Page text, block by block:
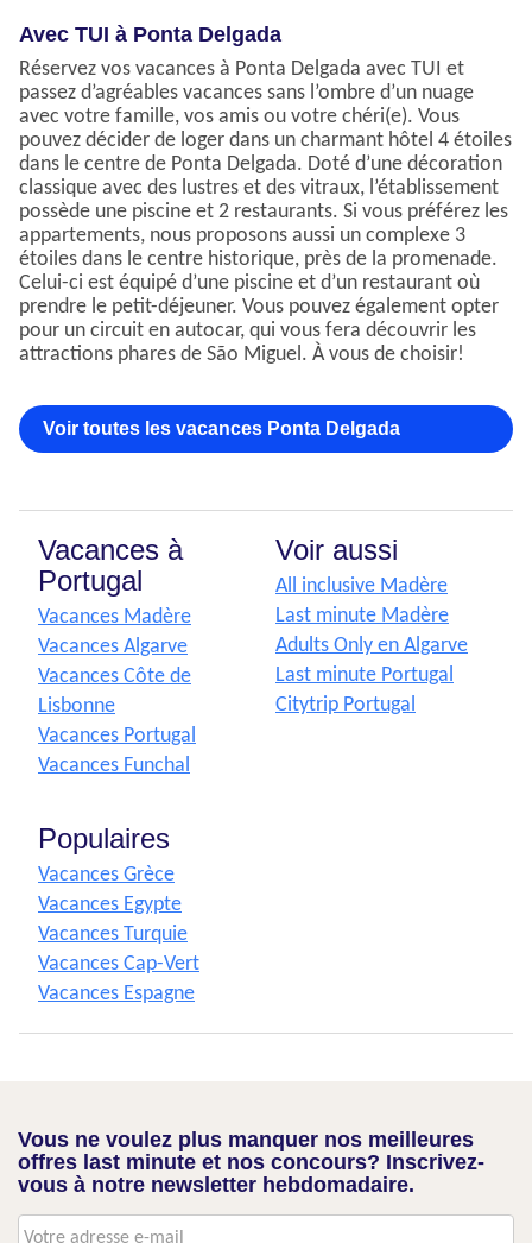
Avec TUI à Ponta Delgada
Réservez vos vacances à Ponta Delgada avec TUI et
passez d’agréables vacances sans l’ombre d’un nuage
avec votre famille, vos amis ou votre chéri(e). Vous
pouvez décider de loger dans un charmant hôtel 4 étoiles
dans le centre de Ponta Delgada. Doté d’une décoration
classique avec des lustres et des vitraux, l’établissement
possède une piscine et 2 restaurants. Si vous préférez les
appartements, nous proposons aussi un complexe 3
étoiles dans le centre historique, près de la promenade.
Celui-ci est équipé d’une piscine et d’un restaurant où
prendre le petit-déjeuner. Vous pouvez également opter
pour un circuit en autocar, qui vous fera découvrir les
attractions phares de São Miguel. À vous de choisir!
Voir toutes les vacances Ponta Delgada
Vacances à
Portugal
Vacances Madère
Vacances Algarve
Vacances Côte de
Lisbonne
Vacances Portugal
Vacances Funchal
Voir aussi
All inclusive Madère
Last minute Madère
Adults Only en Algarve
Last minute Portugal
Citytrip Portugal
Populaires
Vacances Grèce
Vacances Egypte
Vacances Turquie
Vacances Cap-Vert
Vacances Espagne
Vous ne voulez plus manquer nos meilleures
offres last minute et nos concours? Inscrivez-
vous à notre newsletter hebdomadaire.